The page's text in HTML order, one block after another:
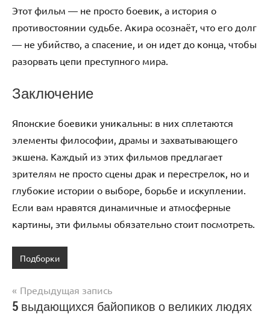
Этот фильм — не просто боевик, а история о
противостоянии судьбе. Акира осознаёт, что его долг
— не убийство, а спасение, и он идет до конца, чтобы
разорвать цепи преступного мира.
Заключение
Японские боевики уникальны: в них сплетаются
элементы философии, драмы и захватывающего
экшена. Каждый из этих фильмов предлагает
зрителям не просто сцены драк и перестрелок, но и
глубокие истории о выборе, борьбе и искуплении.
Если вам нравятся динамичные и атмосферные
картины, эти фильмы обязательно стоит посмотреть.
Подборки
Навигация
по
Предыдущая запись
5 выдающихся байопиков о великих людях